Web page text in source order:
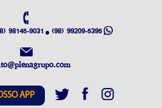
98145-9031 (98) 99209-5395
APP